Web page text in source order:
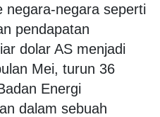
negara-negara seperti
pendapatan
dolar AS menjadi
Mei, turun 36
Energi
dalam sebuah